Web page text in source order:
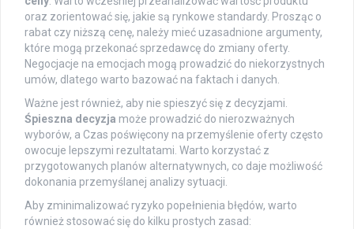
oraz zorientować się, jakie są rynkowe standardy. Prosząc o
rabat czy niższą cenę, należy mieć uzasadnione argumenty,
które mogą przekonać sprzedawcę do zmiany oferty.
Negocjacje na emocjach mogą prowadzić do niekorzystnych
umów, dlatego warto bazować na faktach i danych.
Ważne jest również, aby nie spieszyć się z decyzjami.
Śpieszna decyzja może prowadzić do nierozważnych
wyborów, a Czas poświęcony na przemyślenie oferty często
owocuje lepszymi rezultatami. Warto korzystać z
przygotowanych planów alternatywnych, co daje możliwość
dokonania przemyślanej analizy sytuacji.
Aby zminimalizować ryzyko popełnienia błędów, warto
również stosować się do kilku prostych zasad: